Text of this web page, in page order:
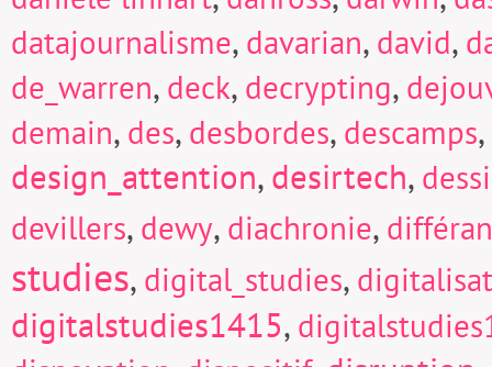
datajournalisme, davarian, david,
de_warren, deck, decrypting,
demain, des, desbordes, descamps,
design_attention,desirtech,
devillers, dewy, diachronie,
studies, digital_studies,
digitalstudies1415,